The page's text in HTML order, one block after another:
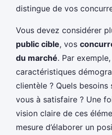
distingue de vos
Vous devez considérer
public cible, vos
du marché. Par
caractéristiques
clientèle ? Quels
vous à satisfaire ? Une
vision claire de ces
mesure d’élaborer un